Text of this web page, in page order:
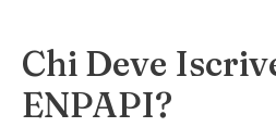
Chi Deve
ENPAPI?